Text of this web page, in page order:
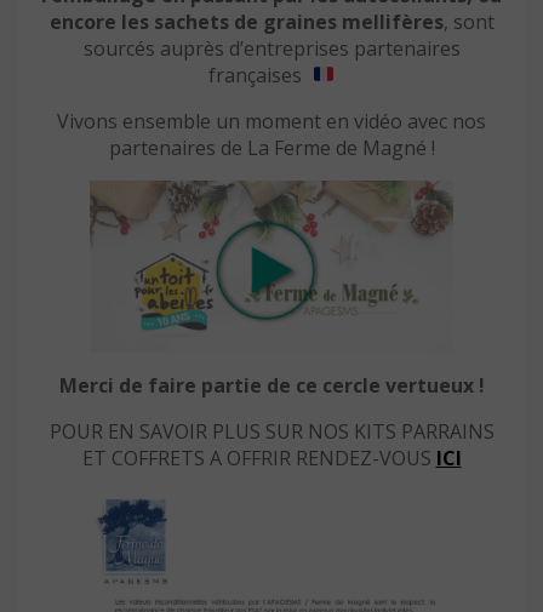
encore les sachets de graines mellifères, sont
sourcés auprès d’entreprises partenaires
françaises
Vivons ensemble un moment en vidéo avec nos
partenaires de La Ferme de Magné !
Merci de faire partie de ce cercle vertueux !
POUR EN SAVOIR PLUS SUR NOS KITS PARRAINS
ET COFFRETS A OFFRIR RENDEZ-VOUS ICI